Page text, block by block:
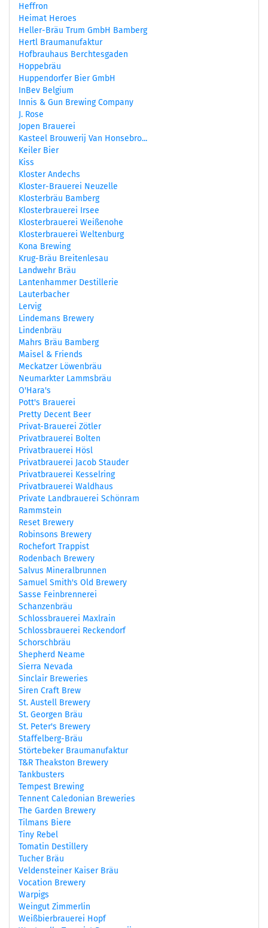
Heffron
Heimat Heroes
Heller-Bräu Trum GmbH Bamberg
Hertl Braumanufaktur
Hofbrauhaus Berchtesgaden
Hoppebräu
Huppendorfer Bier GmbH
InBev Belgium
Innis & Gun Brewing Company
J. Rose
Jopen Brauerei
Kasteel Brouwerij Van Honsebro...
Keiler Bier
Kiss
Kloster Andechs
Kloster-Brauerei Neuzelle
Klosterbräu Bamberg
Klosterbrauerei Irsee
Klosterbrauerei Weißenohe
Klosterbrauerei Weltenburg
Kona Brewing
Krug-Bräu Breitenlesau
Landwehr Bräu
Lantenhammer Destillerie
Lauterbacher
Lervig
Lindemans Brewery
Lindenbräu
Mahrs Bräu Bamberg
Maisel & Friends
Meckatzer Löwenbräu
Neumarkter Lammsbräu
O'Hara's
Pott's Brauerei
Pretty Decent Beer
Privat-Brauerei Zötler
Privatbrauerei Bolten
Privatbrauerei Hösl
Privatbrauerei Jacob Stauder
Privatbrauerei Kesselring
Privatbrauerei Waldhaus
Private Landbrauerei Schönram
Rammstein
Reset Brewery
Robinsons Brewery
Rochefort Trappist
Rodenbach Brewery
Salvus Mineralbrunnen
Samuel Smith's Old Brewery
Sasse Feinbrennerei
Schanzenbräu
Schlossbrauerei Maxlrain
Schlossbrauerei Reckendorf
Schorschbräu
Shepherd Neame
Sierra Nevada
Sinclair Breweries
Siren Craft Brew
St. Austell Brewery
St. Georgen Bräu
St. Peter's Brewery
Staffelberg-Bräu
Störtebeker Braumanufaktur
T&R Theakston Brewery
Tankbusters
Tempest Brewing
Tennent Caledonian Breweries
The Garden Brewery
Tilmans Biere
Tiny Rebel
Tomatin Destillery
Tucher Bräu
Veldensteiner Kaiser Bräu
Vocation Brewery
Warpigs
Weingut Zimmerlin
Weißbierbrauerei Hopf